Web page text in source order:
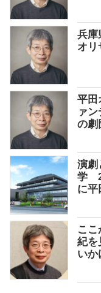
兵庫
オ
平田
ァ
の劇
演劇
学
に平
こ
紀を
いか